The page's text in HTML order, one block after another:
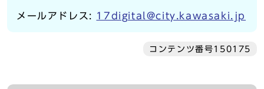
メールアドレス: 17digital@city.kawasaki.jp
コンテンツ番号150175